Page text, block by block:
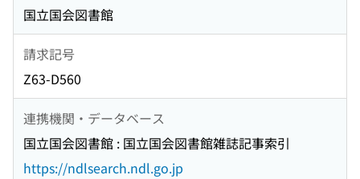
国立国会図書館
請求記号
Z63-D560
連携機関・データベース
国立国会図書館 : 国立国会図書館雑誌記事索引
https://ndlsearch.ndl.go.jp